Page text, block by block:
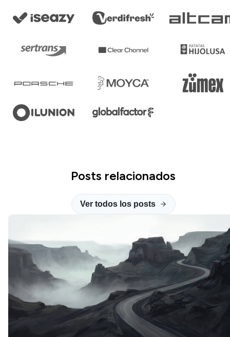
Posts relacionados
Ver todos los posts